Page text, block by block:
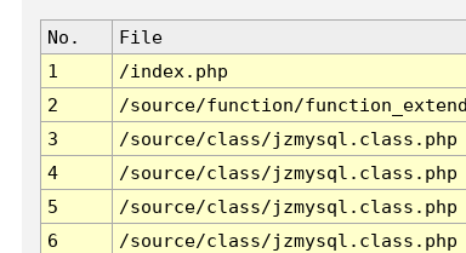
No. File
1
/index.php
2
/source/function/
3
/source/class/jzmysql.class.php
4
/source/class/jzmysql.class.php
5
/source/class/jzmysql.class.php
6
/source/class/jzmysql.class.php